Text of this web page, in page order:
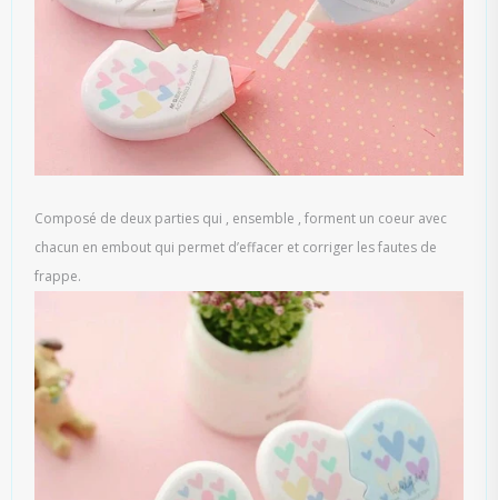
Composé de deux parties qui , ensemble , forment un coeur avec
chacun en embout qui permet d’effacer et corriger les fautes de
frappe.